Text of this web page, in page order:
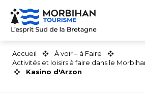
Aller
contenu
Accueil
À voir – à Faire
Activités et loisirs à faire dans le
Kasino d'Arzon